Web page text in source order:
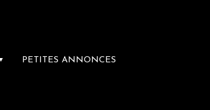
PETITES ANNONCES